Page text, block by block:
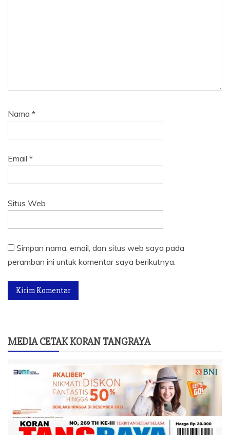
Nama *
Email *
Situs Web
Simpan nama, email, dan situs web saya pada
peramban ini untuk komentar saya berikutnya.
MEDIA CETAK KORAN TANGRAYA